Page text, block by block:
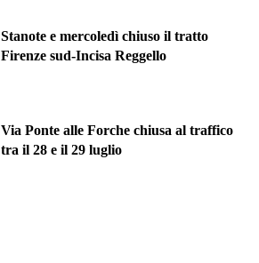
Stanote e mercoledì chiuso il tratto
Firenze sud-Incisa Reggello
Via Ponte alle Forche chiusa al traffico
tra il 28 e il 29 luglio